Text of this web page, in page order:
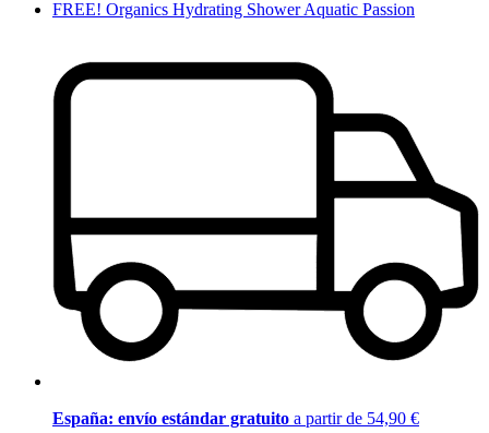
FREE! Organics Hydrating Shower Aquatic Passion
España: envío estándar gratuito a partir de 54,90 €